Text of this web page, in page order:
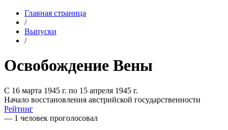
Главная страница
/
Выпуски
/
Освобождение Вены
С 16 марта 1945 г. по 15 апреля 1945 г.
Начало восстановления австрийской государственности
Рейтинг
— 1 человек проголосовал